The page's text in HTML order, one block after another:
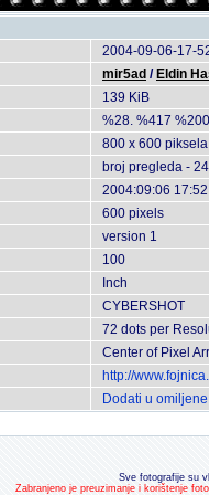
2004-09-06-17-
mir5ad / Eldin
139 KiB
%28. %417
800 x 600 piksela
broj pregleda -
2004:09:06
600 pixels
version 1
100
Inch
CYBERSHOT
72 dots per
Center of Pixel
http://
Dodati u omiljene
Sve fotografije su
Zabranjeno je preuzimanje i korištenje